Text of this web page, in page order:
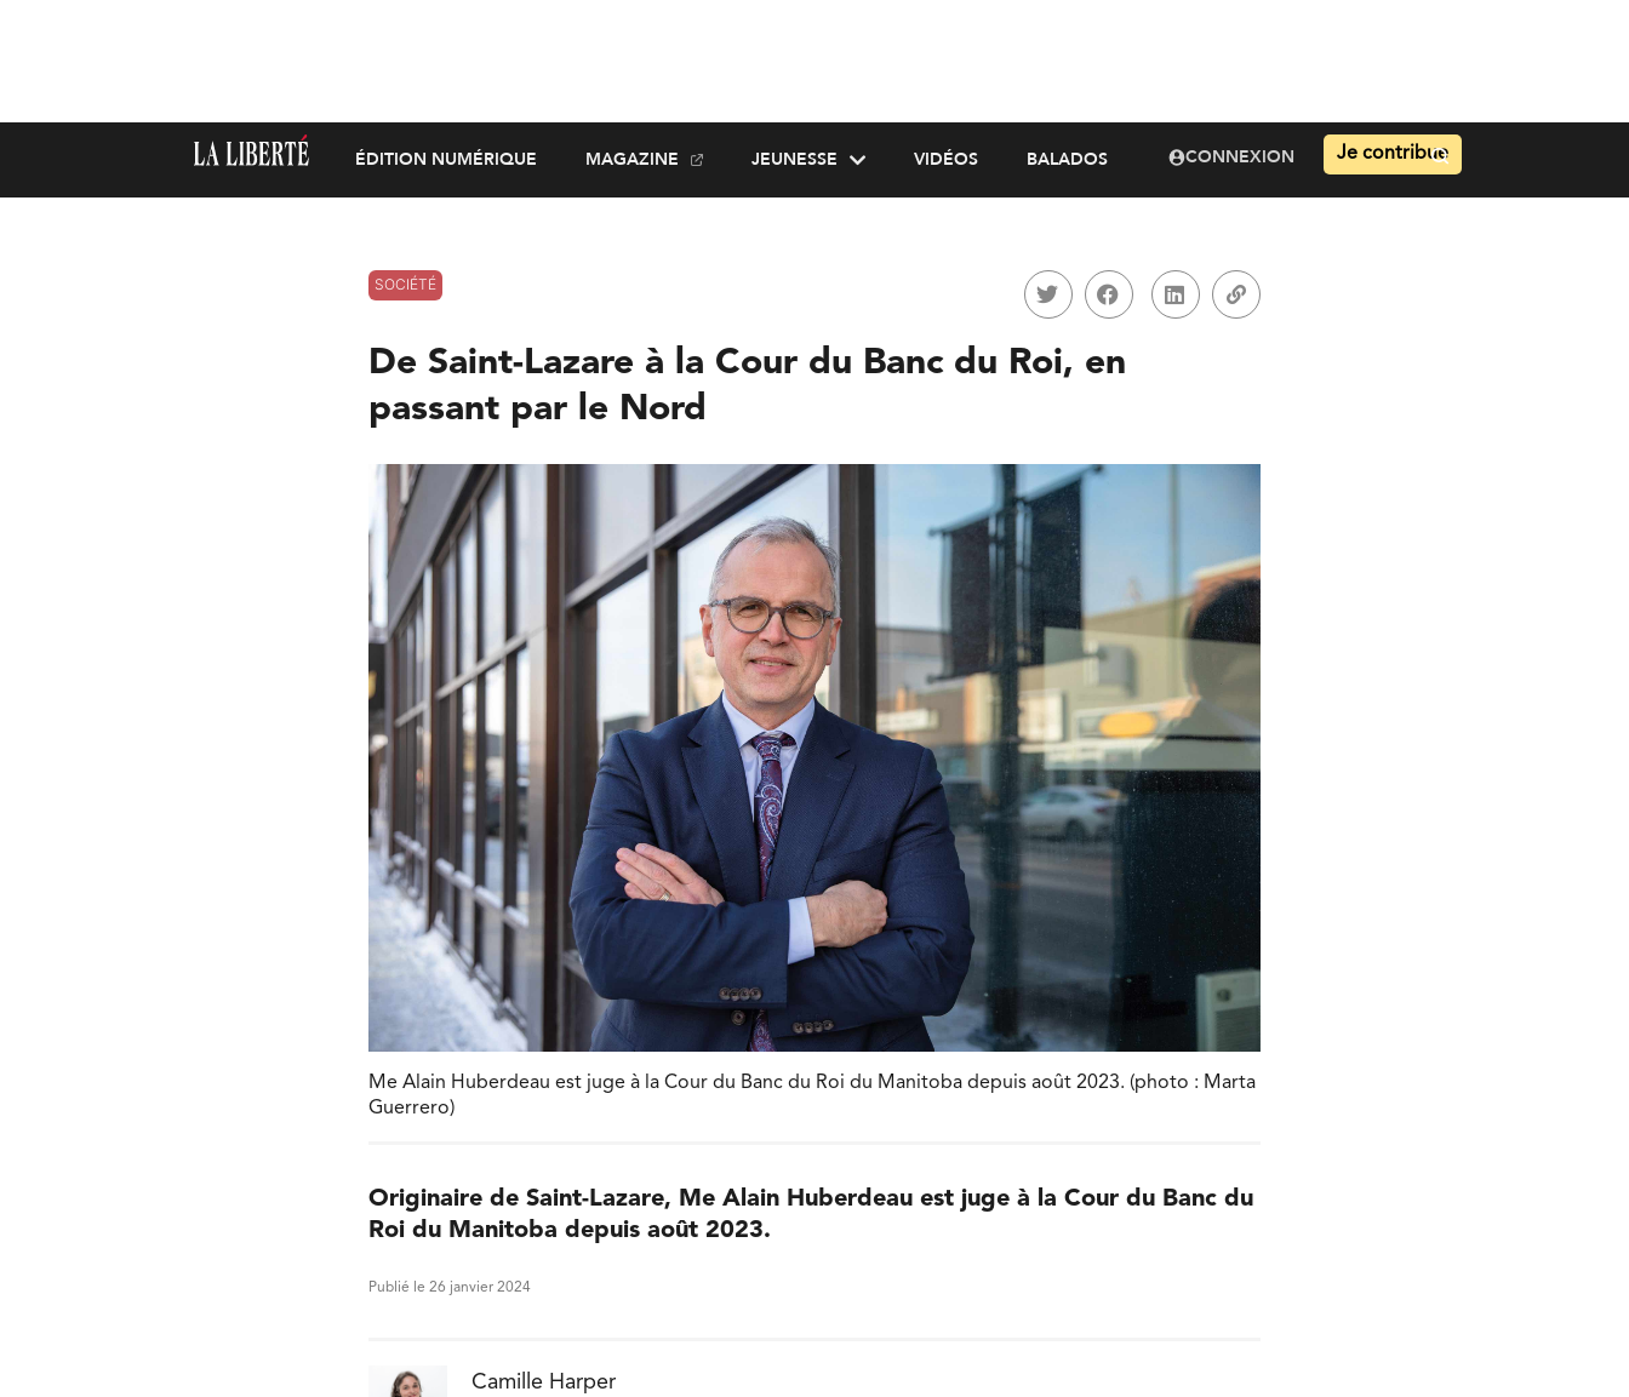
ÉDITION NUMÉRIQUE MAGAZINE JEUNESSE VIDÉOS BALADOS CONNEXION Je contribue
SOCIÉTÉ
De Saint-Lazare à la Cour du Banc du Roi, en
passant par le Nord
Me Alain Huberdeau est juge à la Cour du Banc du Roi du Manitoba depuis août 2023. (photo : Marta
Guerrero)
Originaire de Saint-Lazare, Me Alain Huberdeau est juge à la Cour du Banc du
Roi du Manitoba depuis août 2023.
Publié le 26 janvier 2024
Camille Harper